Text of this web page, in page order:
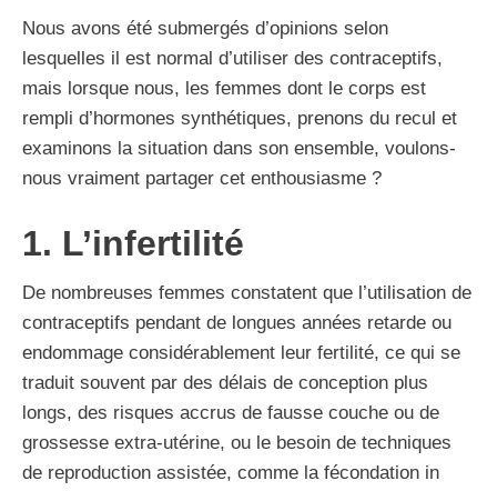
Nous avons été submergés d’opinions selon
lesquelles il est normal d’utiliser des contraceptifs,
mais lorsque nous, les femmes dont le corps est
rempli d’hormones synthétiques, prenons du recul et
examinons la situation dans son ensemble, voulons-
nous vraiment partager cet enthousiasme ?
1. L’infertilité
De nombreuses femmes constatent que l’utilisation de
contraceptifs pendant de longues années retarde ou
endommage considérablement leur fertilité, ce qui se
traduit souvent par des délais de conception plus
longs, des risques accrus de fausse couche ou de
grossesse extra-utérine, ou le besoin de techniques
de reproduction assistée, comme la fécondation in